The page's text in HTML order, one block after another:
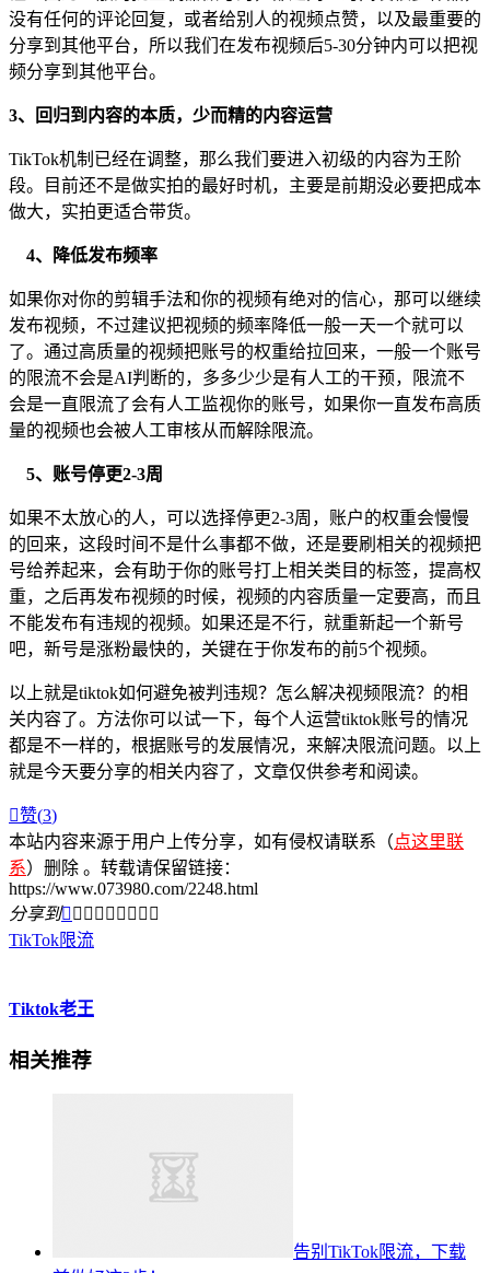
没有任何的评论回复，或者给别人的视频点赞，以及最重要的
分享到其他平台，所以我们在发布视频后5-30分钟内可以把视
频分享到其他平台。
3、回归到内容的本质，少而精的内容运营
TikTok机制已经在调整，那么我们要进入初级的内容为王阶
段。目前还不是做实拍的最好时机，主要是前期没必要把成本
做大，实拍更适合带货。
4、降低发布频率
如果你对你的剪辑手法和你的视频有绝对的信心，那可以继续
发布视频，不过建议把视频的频率降低一般一天一个就可以
了。通过高质量的视频把账号的权重给拉回来，一般一个账号
的限流不会是AI判断的，多多少少是有人工的干预，限流不
会是一直限流了会有人工监视你的账号，如果你一直发布高质
量的视频也会被人工审核从而解除限流。
5、账号停更2-3周
如果不太放心的人，可以选择停更2-3周，账户的权重会慢慢
的回来，这段时间不是什么事都不做，还是要刷相关的视频把
号给养起来，会有助于你的账号打上相关类目的标签，提高权
重，之后再发布视频的时候，视频的内容质量一定要高，而且
不能发布有违规的视频。如果还是不行，就重新起一个新号
吧，新号是涨粉最快的，关键在于你发布的前5个视频。
以上就是tiktok如何避免被判违规？怎么解决视频限流？的相
关内容了。方法你可以试一下，每个人运营tiktok账号的情况
都是不一样的，根据账号的发展情况，来解决限流问题。以上
就是今天要分享的相关内容了，文章仅供参考和阅读。
赞(3)
本站内容来源于用户上传分享，如有侵权请联系（点这里联
系）删除 。转载请保留链接：
https://www.073980.com/2248.html
分享到        
TikTok限流
Tiktok老王
相关推荐
告别TikTok限流，下载